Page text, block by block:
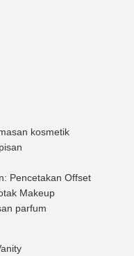
kosmetik
Pencetakan Offset
Makeup
parfum